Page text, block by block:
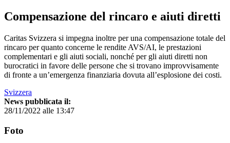
Compensazione del rincaro e aiuti diretti
Caritas Svizzera si impegna inoltre per una compensazione totale del
rincaro per quanto concerne le rendite AVS/AI, le prestazioni
complementari e gli aiuti sociali, nonché per gli aiuti diretti non
burocratici in favore delle persone che si trovano improvvisamente
di fronte a un’emergenza finanziaria dovuta all’esplosione dei costi.
Svizzera
News pubblicata il:
28/11/2022 alle 13:47
Foto